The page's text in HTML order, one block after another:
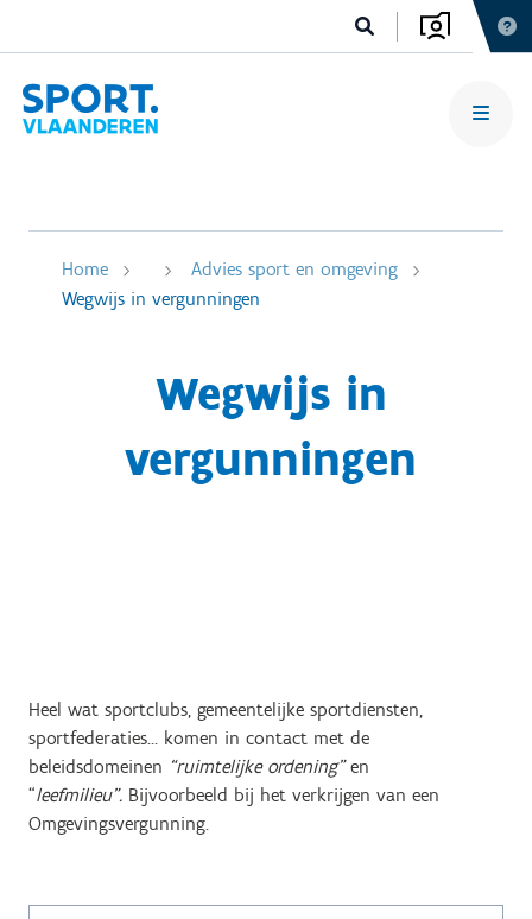
Home
Advies sport en omgeving
Wegwijs in vergunningen
Wegwijs in
vergunningen
Heel wat sportclubs, gemeentelijke sportdiensten,
sportfederaties… komen in contact met de
beleidsdomeinen “ruimtelijke ordening”en
“leefmilieu”. Bijvoorbeeld bij het verkrijgen van een
Omgevingsvergunning.